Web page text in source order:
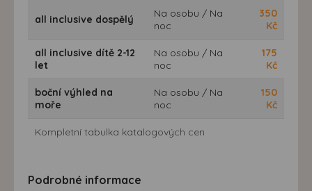
all inclusive dospělý
Na osobu / Na
noc
350
Kč
all inclusive dítě 2-12
let
Na osobu / Na
noc
175
Kč
boční výhled na
moře
Na osobu / Na
noc
150
Kč
Kompletní tabulka katalogových cen
Podrobné informace